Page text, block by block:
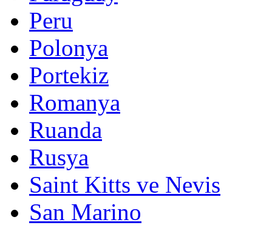
Peru
Polonya
Portekiz
Romanya
Ruanda
Rusya
Saint Kitts ve Nevis
San Marino